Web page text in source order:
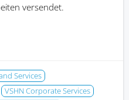
versendet.
Services
VSHN Corporate Services